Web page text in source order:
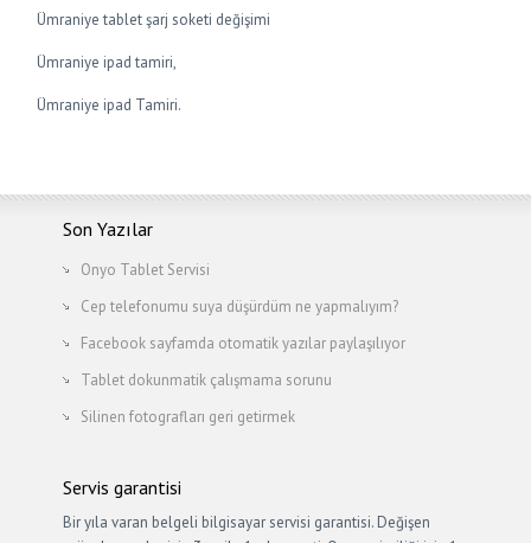
Ümraniye tablet şarj soketi değişimi
Ümraniye ipad tamiri,
Ümraniye ipad Tamiri.
Son Yazılar
Onyo Tablet Servisi
Cep telefonumu suya düşürdüm ne yapmalıyım?
Facebook sayfamda otomatik yazılar paylaşılıyor
Tablet dokunmatik çalışmama sorunu
Silinen fotografları geri getirmek
Servis garantisi
Bir yıla varan belgeli bilgisayar servisi garantisi. Değişen